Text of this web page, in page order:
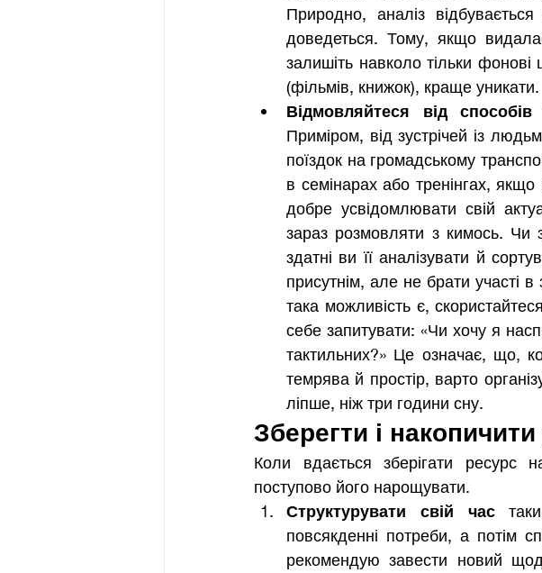
Природно, аналіз
доведеться. Тому, якщо
залишіть навколо тільки
(фільмів, книжок), краще уникати.
Відмовляйтеся від
Приміром, від зустрічей із
поїздок на громадському
в семінарах або тренінгах,
добре усвідомлювати свій
зараз розмовляти з кимось. Чи
здатні ви її аналізувати й
присутнім, але не брати участі
така можливість є,
себе запитувати: «Чи хочу я
тактильних?» Це означає, що,
темрява й простір, варто
ліпше, ніж три години сну.
Зберегти і
Коли вдається зберігати ресурс
поступово його нарощувати.
Структурувати свій час
повсякденні потреби, а потім
рекомендую завести новий